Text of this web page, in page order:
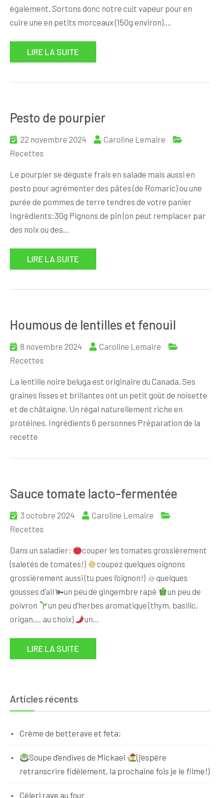
également. Sortons donc notre cuit vapeur pour en
cuire une en petits morceaux (150g environ).…
LIRE LA SUITE
Pesto de pourpier
22 novembre 2024
Caroline Lemaire
Recettes
Le pourpier se déguste frais en salade mais aussi en
pesto pour agrémenter des pâtes (de Romaric) ou une
purée de pommes de terre tendres de votre panier
Ingrédients:30g Pignons de pin (on peut remplacer par
des noix ou des…
LIRE LA SUITE
Houmous de lentilles et fenouil
8 novembre 2024
Caroline Lemaire
Recettes
La lentille noire beluga est originaire du Canada. Ses
graines lisses et brillantes ont un petit goût de noisette
et de châtaigne. Un régal naturellement riche en
protéines. Ingrédients 6 personnes Préparation de la
recette
Sauce tomate lacto-fermentée
3 octobre 2024
Caroline Lemaire
Recettes
Dans un saladier:
couper les tomates grossièrement
(saletés de tomates!)
coupez quelques oignons
grossièrement aussi (tu pues l’oignon!)
quelques
gousses d’ail 🫚un peu de gingembre rapé
un peu de
poivron
un peu d’herbes aromatique (thym, basilic,
origan,… au choix)
un…
LIRE LA SUITE
Articles récents
Crème de betterave et feta:
Soupe d’endives de Mickael
(j’espère
retranscrire fidèlement, la prochaine fois je le filme!)
Céleri rave au four